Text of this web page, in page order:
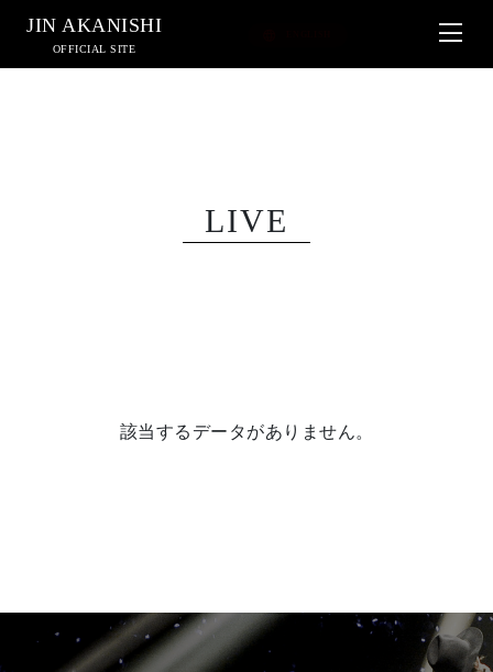
JIN AKANISHI
OFFICIAL SITE
LIVE
該当するデータがありません。